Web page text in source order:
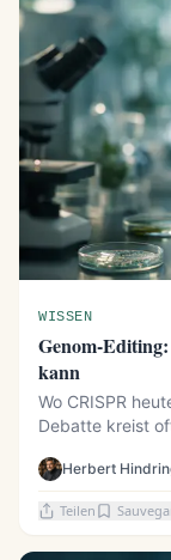
WISSEN
Genom-
kann
Wo CRISPR
Debatte kreist
Herbert
Teilen